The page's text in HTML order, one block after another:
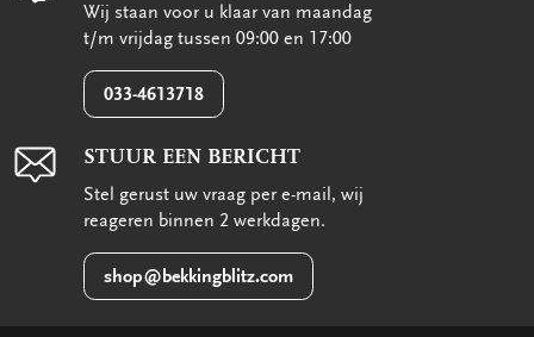
Wij staan voor u klaar van maandag
t/m vrijdag tussen 09:00 en 17:00
033-4613718
STUUR EEN BERICHT
Stel gerust uw vraag per e-mail, wij
reageren binnen 2 werkdagen.
shop@bekkingblitz.com